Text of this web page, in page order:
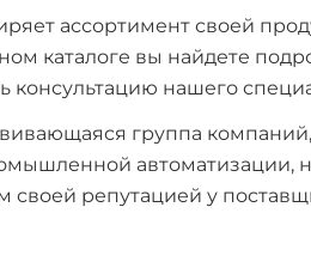
ассортимент своей
каталоге вы найдете
консультацию нашего
группа
автоматизации,
своей репутацией у